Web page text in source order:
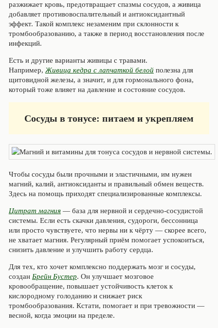
разжижает кровь, предотвращает спазмы сосудов, а живица
добавляет противовоспалительный и антиоксидантный
эффект. Такой комплекс незаменим при склонности к
тромбообразованию, а также в период восстановления после
инфекций.
Есть и другие варианты живицы с травами.
Например, Живица кедра с лапчаткой белойполезна для
щитовидной железы, а значит, и для гормонального фона,
который тоже влияет на давление и состояние сосудов.
Сосуды в тонусе: питаем и укрепляем
Чтобы сосуды были прочными и эластичными, им нужен
магний, калий, антиоксиданты и правильный обмен веществ.
Здесь на помощь приходят специализированные комплексы.
Цитрат магния— база для нервной и сердечно‑сосудистой
системы. Если есть скачки давления, судороги, бессонница
или просто чувствуете, что нервы ни к чёрту — скорее всего,
не хватает магния. Регулярный приём помогает успокоиться,
снизить давление и улучшить работу сердца.
Для тех, кто хочет комплексно поддержать мозг и сосуды,
создан Брейн Бустер. Он улучшает мозговое
кровообращение, повышает устойчивость клеток к
кислородному голоданию и снижает риск
тромбообразования. Кстати, помогает и при тревожности —
весной, когда эмоции на пределе.